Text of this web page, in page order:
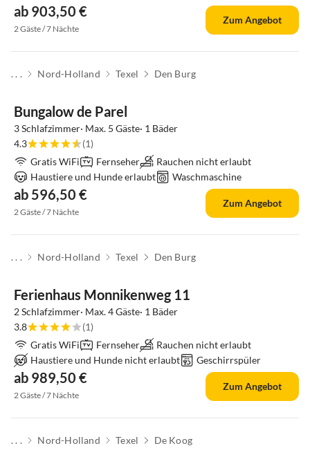
ab 903,50 €
2 Gäste / 7 Nächte
Zum Angebot
. . . Nord-Holland Texel Den Burg
Bungalow de Parel
3 Schlafzimmer· Max. 5 Gäste· 1 Bäder
4.3
(1)
Gratis WiFi
Fernseher
Rauchen nicht erlaubt
Haustiere und Hunde erlaubt
Waschmaschine
ab 596,50 €
2 Gäste / 7 Nächte
Zum Angebot
. . . Nord-Holland Texel Den Burg
Ferienhaus Monnikenweg 11
2 Schlafzimmer· Max. 4 Gäste· 1 Bäder
3.8
(1)
Gratis WiFi
Fernseher
Rauchen nicht erlaubt
Haustiere und Hunde nicht erlaubt
Geschirrspüler
ab 989,50 €
2 Gäste / 7 Nächte
Zum Angebot
. . . Nord-Holland Texel De Koog